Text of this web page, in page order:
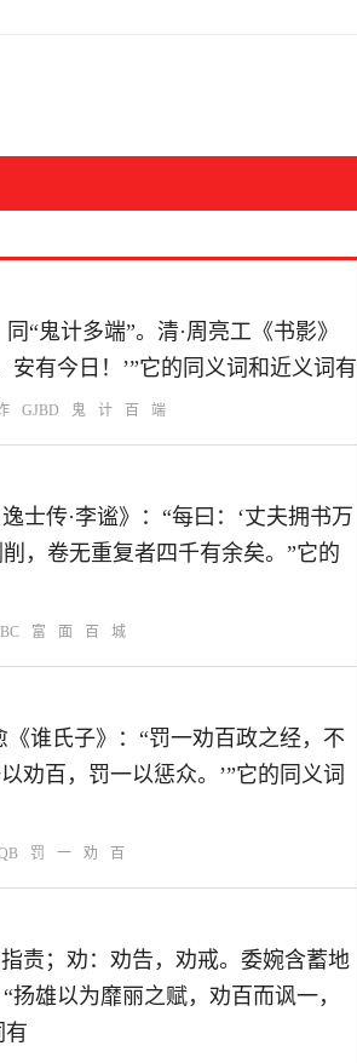
“鬼计多端”。清·周亮工《书影》
有今日！’”它的同义词和近义词有
GJBD 鬼 计 百 端
士传·李谧》：“每曰：‘丈夫拥书万
，卷无重复者四千有余矣。”它的
富 面 百 城
谁氏子》：“罚一劝百政之经，不
劝百，罚一以惩众。’”它的同义词
罚 一 劝 百
责；劝：劝告，劝戒。委婉含蓄地
雄以为靡丽之赋，劝百而讽一，
有